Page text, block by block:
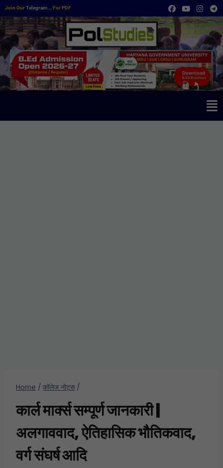
Join OurTelegram... For PDF
Home / कॉलेज नोट्स /
कार्ल मार्क्स सम्पूर्ण जानकारी |
अलगाववाद, ऐतिहासिक भौतिकवाद,
वर्ग संघर्ष आदि